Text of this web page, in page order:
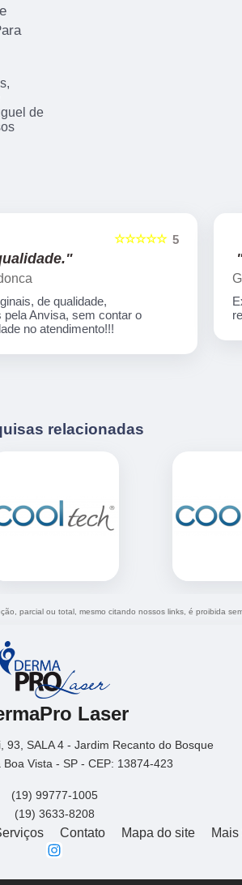
de
5
☆☆☆☆☆
de qualidade,
pela Anvisa, sem contar o
no atendimento!!!
relacionadas
parcial ou total, mesmo citando nossos links, é proibida
Laser
93, SALA 4 - Jardim Recanto do Bosque
Boa Vista - SP - CEP: 13874-423
(19) 99777-1005
(19) 3633-8208
Contato Mapa do site